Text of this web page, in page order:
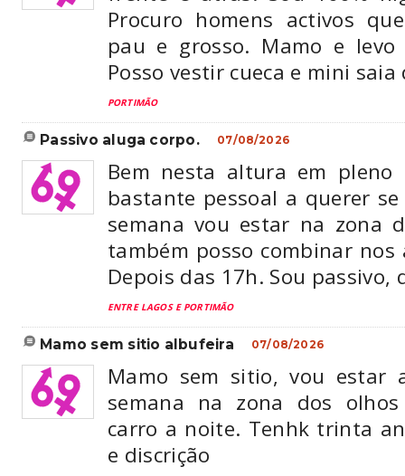
Procuro homens activos
pau e grosso. Mamo e
Posso vestir cueca e mini saia
PORTIMÃO
passivo aluga corpo. 07/08/2026
Bem nesta altura em pleno
bastante pessoal a querer
semana vou estar na zona
também posso combinar nos
Depois das 17h. Sou passivo,
ENTRE LAGOS E PORTIMÃO
mamo sem sitio albufeira 07/08/2026
Mamo sem sitio, vou estar
semana na zona dos
carro a noite. Tenhk trinta
e discrição